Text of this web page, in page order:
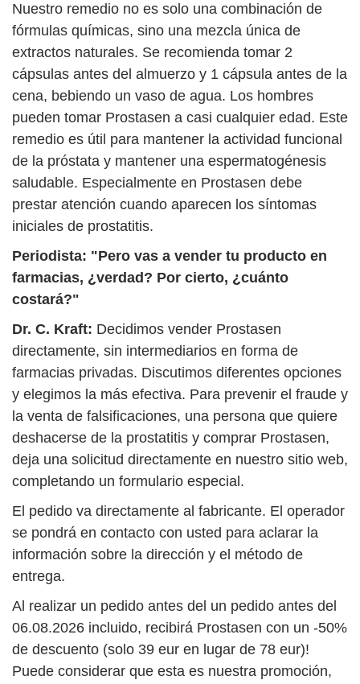
Nuestro remedio no es solo una combinación de
fórmulas químicas, sino una mezcla única de
extractos naturales. Se recomienda tomar 2
cápsulas antes del almuerzo y 1 cápsula antes de la
cena, bebiendo un vaso de agua. Los hombres
pueden tomar Prostasen a casi cualquier edad. Este
remedio es útil para mantener la actividad funcional
de la próstata y mantener una espermatogénesis
saludable. Especialmente en Prostasen debe
prestar atención cuando aparecen los síntomas
iniciales de prostatitis.
Periodista: "Pero vas a vender tu producto en
farmacias, ¿verdad? Por cierto, ¿cuánto
costará?"
Dr. C. Kraft: Decidimos vender Prostasen
directamente, sin intermediarios en forma de
farmacias privadas. Discutimos diferentes opciones
y elegimos la más efectiva. Para prevenir el fraude y
la venta de falsificaciones, una persona que quiere
deshacerse de la prostatitis y comprar Prostasen,
deja una solicitud directamente en nuestro sitio web,
completando un formulario especial.
El pedido va directamente al fabricante. El operador
se pondrá en contacto con usted para aclarar la
información sobre la dirección y el método de
entrega.
Al realizar un pedido antes del un pedido antes del
06.08.2026 incluido, recibirá Prostasen con un -50%
de descuento (solo 39 eur en lugar de 78 eur)!
Puede considerar que esta es nuestra promoción,